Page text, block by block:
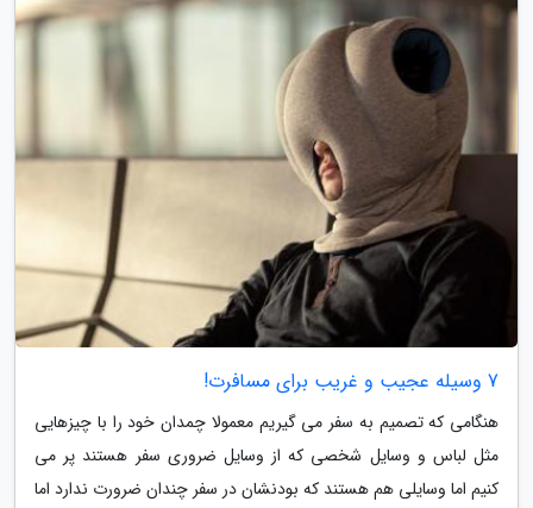
7 وسیله عجیب و غریب برای مسافرت!
هنگامی که تصمیم به سفر می گیریم معمولا چمدان خود را با چیزهایی
مثل لباس و وسایل شخصی که از وسایل ضروری سفر هستند پر می
کنیم اما وسایلی هم هستند که بودنشان در سفر چندان ضرورت ندارد اما